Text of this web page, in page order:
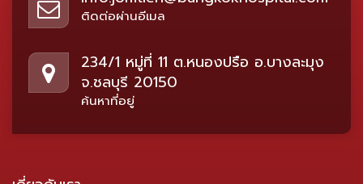
ติดต่อผ่านอีเมล
234/1 หมู่ที่ 11 ต.หนองปรือ อ.บางละมุง
จ.ชลบุรี 20150
ค้นหาที่อยู่